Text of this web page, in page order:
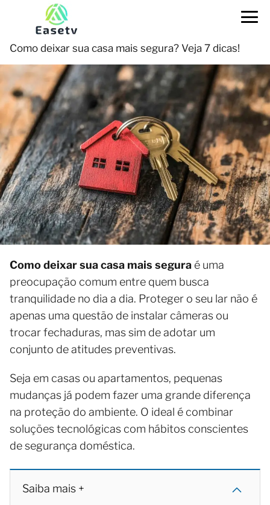
Como deixar sua casa mais segura? Veja 7 dicas!
Como deixar sua casa mais segura é uma
preocupação comum entre quem busca
tranquilidade no dia a dia. Proteger o seu lar não é
apenas uma questão de instalar câmeras ou
trocar fechaduras, mas sim de adotar um
conjunto de atitudes preventivas.
Seja em casas ou apartamentos, pequenas
mudanças já podem fazer uma grande diferença
na proteção do ambiente. O ideal é combinar
soluções tecnológicas com hábitos conscientes
de segurança doméstica.
Saiba mais +